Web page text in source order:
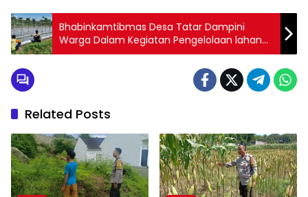
Bhabinkamtibmas Desa Tatar Dampini
Warga Dalam Kegiatan Pengelolaan lahan
Produktif
Related Posts